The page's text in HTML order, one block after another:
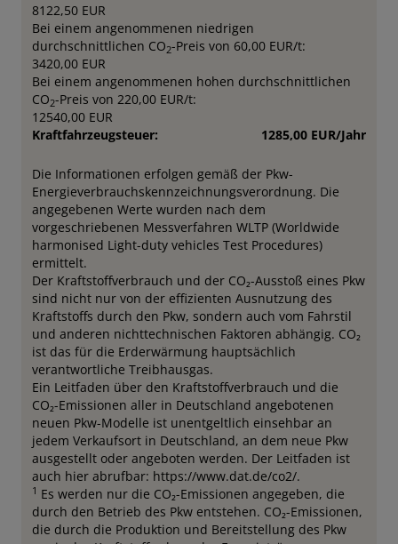
8122,50 EUR
Bei einem angenommenen niedrigen
durchschnittlichen CO2-Preis von 60,00 EUR/t:
3420,00 EUR
Bei einem angenommenen hohen durchschnittlichen
CO2-Preis von 220,00 EUR/t:
12540,00 EUR
Kraftfahrzeugsteuer:
1285,00 EUR/Jahr
Die Informationen erfolgen gemäß der Pkw-
Energieverbrauchskennzeichnungsverordnung. Die
angegebenen Werte wurden nach dem
vorgeschriebenen Messverfahren WLTP (Worldwide
harmonised Light-duty vehicles Test Procedures)
ermittelt.
Der Kraftstoffverbrauch und der CO₂-Ausstoß eines Pkw
sind nicht nur von der effizienten Ausnutzung des
Kraftstoffs durch den Pkw, sondern auch vom Fahrstil
und anderen nichttechnischen Faktoren abhängig. CO₂
ist das für die Erderwärmung hauptsächlich
verantwortliche Treibhausgas.
Ein Leitfaden über den Kraftstoffverbrauch und die
CO₂-Emissionen aller in Deutschland angebotenen
neuen Pkw-Modelle ist unentgeltlich einsehbar an
jedem Verkaufsort in Deutschland, an dem neue Pkw
ausgestellt oder angeboten werden. Der Leitfaden ist
auch hier abrufbar: https://www.dat.de/co2/.
1 Es werden nur die CO₂-Emissionen angegeben, die
durch den Betrieb des Pkw entstehen. CO₂-Emissionen,
die durch die Produktion und Bereitstellung des Pkw